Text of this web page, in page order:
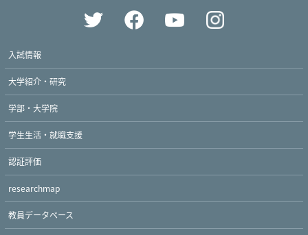
入試情報
大学紹介・研究
学部・大学院
学生生活・就職支援
認証評価
researchmap
教員データベース